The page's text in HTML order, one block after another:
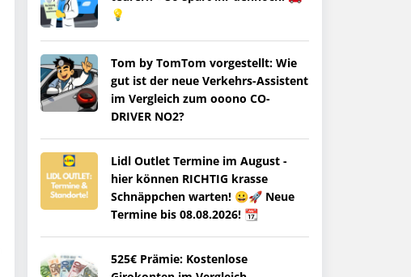
💡
Tom by TomTom vorgestellt: Wie
gut ist der neue Verkehrs-Assistent
im Vergleich zum ooono CO-
DRIVER NO2?
Lidl Outlet Termine im August -
hier können RICHTIG krasse
Schnäppchen warten! 😀🚀 Neue
Termine bis 08.08.2026! 📆
525€ Prämie: Kostenlose